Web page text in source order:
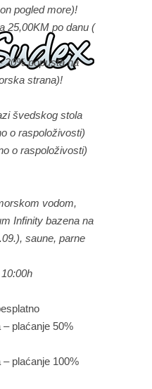
pogled more)!
25,00KM po danu (
20% popusta na
strana)!
švedskog stola
o raspoloživosti)
o raspoloživosti)
vodom,
Infinity bazena na
saune, parne
– plaćanje 50%
– plaćanje 100%